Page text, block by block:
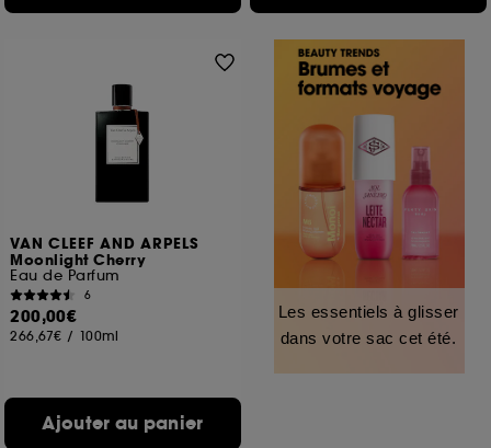
VAN CLEEF AND ARPELS
Moonlight Cherry
Eau de Parfum
6
200,00€
266,67€ / 100ml
Ajouter au panier
Les essentiels à glisser
dans votre sac cet été.